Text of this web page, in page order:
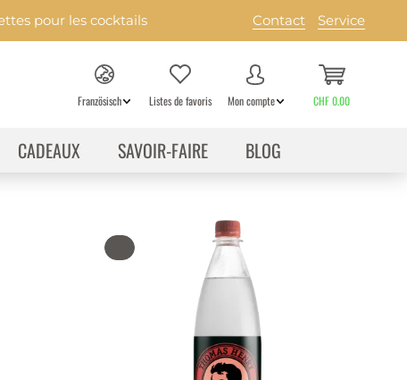
pour les cocktails Contact Service
Französisch Listes de favoris Mon compte CHF 0.00
CADEAUX SAVOIR-FAIRE BLOG